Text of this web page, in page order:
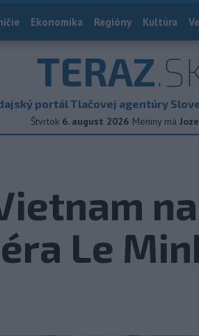
Ekonomika Regióny Kultúra
TERAZ
portál Tlačovej agentúry
Štvrtok 6. august 2026 Meniny má
Le